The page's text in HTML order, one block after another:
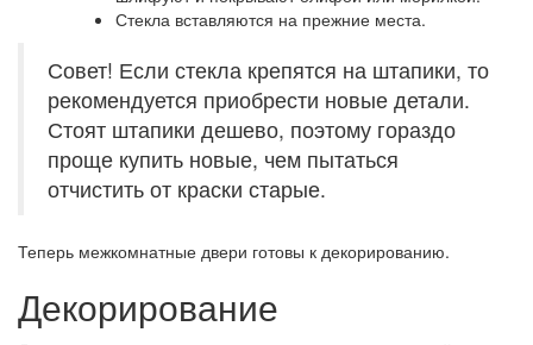
Стекла вставляются на прежние места.
Совет! Если стекла крепятся на штапики, то
рекомендуется приобрести новые детали.
Стоят штапики дешево, поэтому гораздо
проще купить новые, чем пытаться
отчистить от краски старые.
Теперь межкомнатные двери готовы к декорированию.
Декорирование